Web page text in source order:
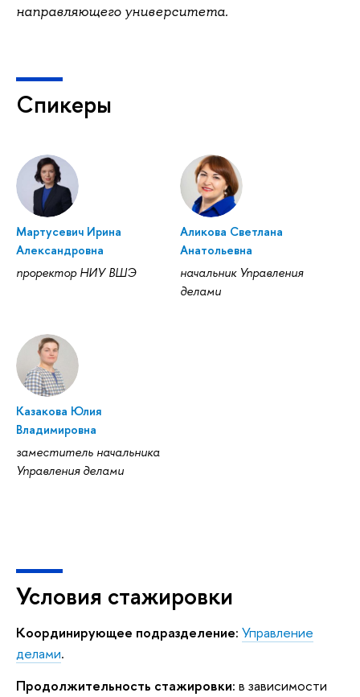
направляющего университета.
Спикеры
Мартусевич Ирина
Александровна
проректор НИУ ВШЭ
Аликова Светлана
Анатольевна
начальник Управления
делами
Казакова Юлия
Владимировна
заместитель начальника
Управления делами
Условия стажировки
Координирующее подразделение: Управление
делами.
Продолжительность стажировки: в зависимости